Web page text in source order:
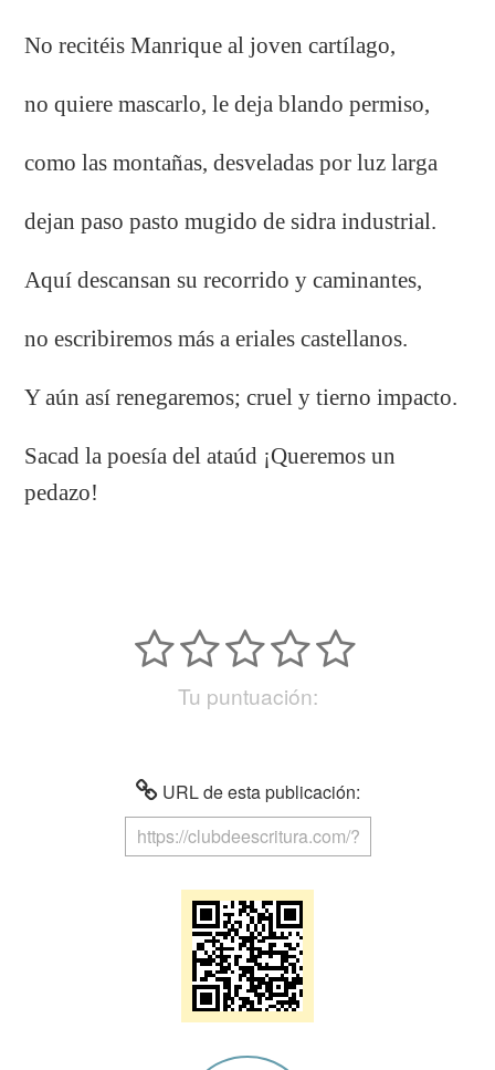
No recitéis Manrique al joven cartílago,
no quiere mascarlo, le deja blando permiso,
como las montañas, desveladas por luz larga
dejan paso pasto mugido de sidra industrial.
Aquí descansan su recorrido y caminantes,
no escribiremos más a eriales castellanos.
Y aún así renegaremos; cruel y tierno impacto.
Sacad la poesía del ataúd ¡Queremos un
pedazo!
Tu puntuación:
URL de esta publicación: